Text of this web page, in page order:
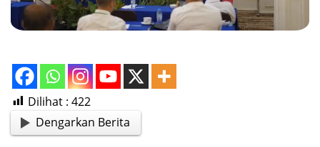
Dilihat : 422
Dengarkan Berita